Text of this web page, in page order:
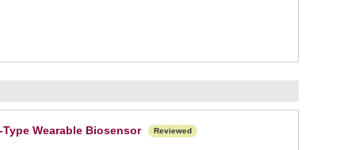
Wearable Biosensor Reviewed